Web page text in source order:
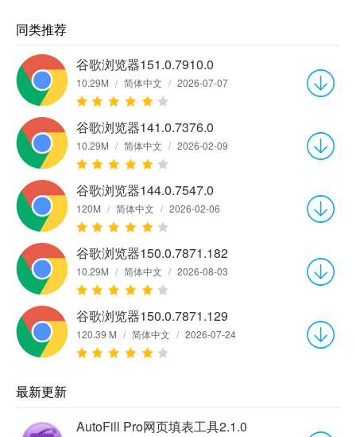
同类推荐
谷歌浏览器151.0.7910.0
10.29M / 简体中文 / 2026-07-07
谷歌浏览器141.0.7376.0
10.29M / 简体中文 / 2026-02-09
谷歌浏览器144.0.7547.0
120M / 简体中文 / 2026-02-06
谷歌浏览器150.0.7871.182
10.29M / 简体中文 / 2026-08-03
谷歌浏览器150.0.7871.129
120.39 M / 简体中文 / 2026-07-24
最新更新
AutoFill Pro网页填表工具2.1.0